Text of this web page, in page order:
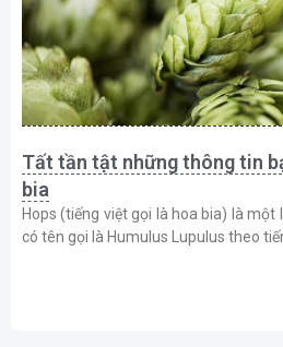
Tất tần tật những thông tin
bia
Hops (tiếng việt gọi là hoa bia) là một
có tên gọi là Humulus Lupulus theo